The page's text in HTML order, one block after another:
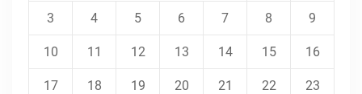
3 4 5 6 7 8 9
10 11 12 13 14 15 16
17 18 19 20 21 22 23